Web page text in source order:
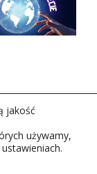
likwidacj.
jakość
używamy,